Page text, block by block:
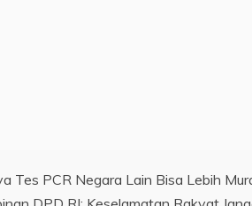
Tes PCR Negara Lain Bisa Lebih